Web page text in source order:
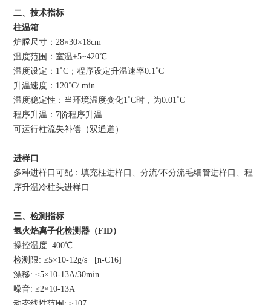
二、技术指标
柱温箱
炉膛尺寸：28×30×18cm
温度范围：室温+5~420℃
温度设定：1˚C；程序设定升温速率0.1˚C
升温速度：120˚C/ min
温度稳定性：当环境温度变化1˚C时，为0.01˚C
程序升温：7阶程序升温
可运行柱流失补偿（双通道）
进样口
多种进样口可配：填充柱进样口、分流/不分流毛细管进样口、程
序升温冷柱头进样口
三、检测指标
氢火焰离子化检测器（FID）
操控温度: 400℃
检测限: ≤5×10-12g/s [n-C16]
漂移: ≤5×10-13A/30min
噪音: ≤2×10-13A